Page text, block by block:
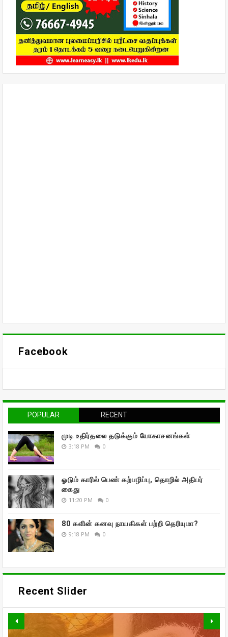
Facebook
POPULAR RECENT
முடி உதிர்தலை தடுக்கும் யோகாசனங்கள்
3:18 PM 0
ஓடும் காரில் பெண் கற்பழிப்பு, தொழில் அதிபர்
கைது
11:20 PM 0
80 களின் கனவு நாயகிகள் பற்றி தெரியுமா?
9:18 PM 0
Recent Slider